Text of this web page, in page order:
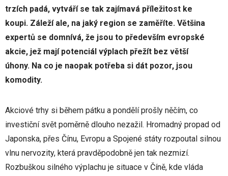
trzích padá, vytváří se tak zajímavá příležitost ke
koupi. Záleží ale, na jaký region se zaměříte. Většina
expertů se domnívá, že jsou to především evropské
akcie, jež mají potenciál výplach přežít bez větší
úhony. Na co je naopak potřeba si dát pozor, jsou
komodity.
Akciové trhy si během pátku a pondělí prošly něčím, co
investiční svět poměrně dlouho nezažil. Hromadný propad od
Japonska, přes Čínu, Evropu a Spojené státy rozpoutal silnou
vlnu nervozity, která pravděpodobně jen tak nezmizí.
Rozbuškou silného výplachu je situace v Číně, kde vláda